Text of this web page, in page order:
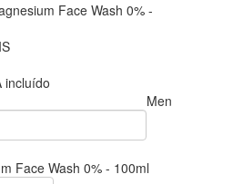
Face Wash 0% -
incluído
Men
Face Wash 0% - 100ml